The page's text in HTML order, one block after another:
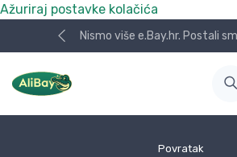
Ažuriraj postavke kolačića
Nismo više e.Bay.hr. Postali smo AliBay!
Povratak